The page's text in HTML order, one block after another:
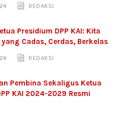
REDAKSI
Presidium DPP KAI: Kita
Cadas, Cerdas, Berkelas
REDAKSI
Pembina Sekaligus Ketua
KAI 2024-2029 Resmi